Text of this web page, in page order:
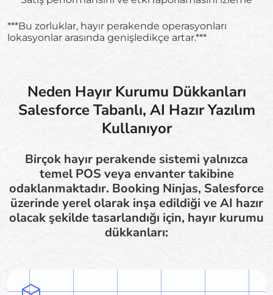
***Bu zorluklar, hayır perakende operasyonları
lokasyonlar arasında genişledikçe artar.***
Neden Hayır Kurumu Dükkanları
Salesforce Tabanlı, AI Hazır Yazılım
Kullanıyor
Birçok hayır perakende sistemi yalnızca
temel POS veya envanter takibine
odaklanmaktadır. Booking Ninjas, Salesforce
üzerinde yerel olarak inşa edildiği ve AI hazır
olacak şekilde tasarlandığı için, hayır kurumu
dükkanları: